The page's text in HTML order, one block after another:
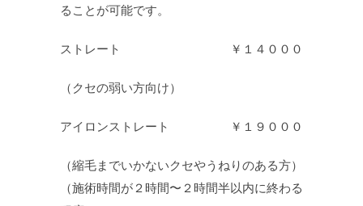
ることが可能です。
ストレート ￥１４０００
（クセの弱い方向け）
アイロンストレート ￥１９０００
（縮毛までいかないクセやうねりのある方）
（施術時間が２時間〜２時間半以内に終わる